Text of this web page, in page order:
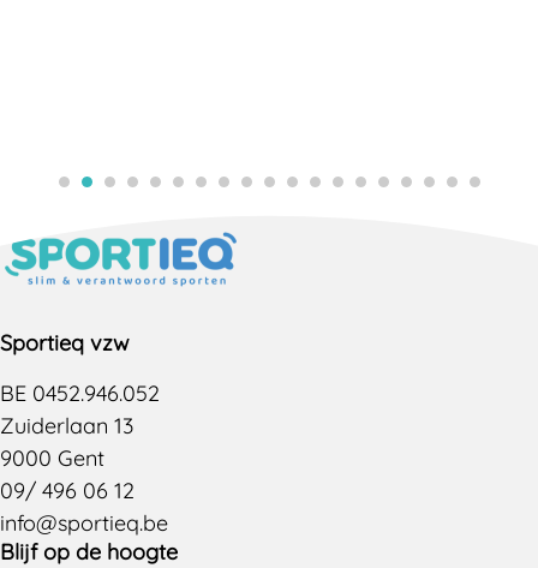
Sportieq vzw
BE 0452.946.052
Zuiderlaan 13
9000 Gent
09/ 496 06 12
info@sportieq.be
Blijf op de hoogte